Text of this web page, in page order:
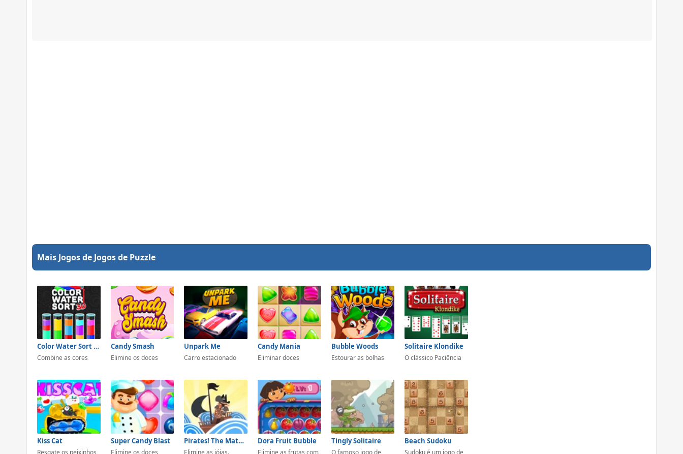
Mais Jogos de Jogos de Puzzle
Color Water Sort 3D
Combine as cores
Candy Smash
Elimine os doces
Unpark Me
Carro estacionado
Candy Mania
Eliminar doces
Bubble Woods
Estourar as bolhas
Solitaire Klondike
O clássico Paciência
Kiss Cat
Resgate os peixinhos
Super Candy Blast
Elimine os doces
Pirates! The Match-3
Elimine as jóias.
Dora Fruit Bubble
Elimine as frutas com
Tingly Solitaire
O famoso jogo de
Beach Sudoku
Sudoku é um jogo de